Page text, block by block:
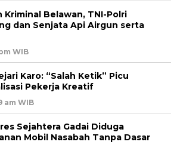
Belawan, TNI-Polri
dan Senjata Api Airgun serta
WIB
Karo: “Salah Ketik” Picu
Pekerja Kreatif
am WIB
Sejahtera Gadai Diduga
Mobil Nasabah Tanpa Dasar